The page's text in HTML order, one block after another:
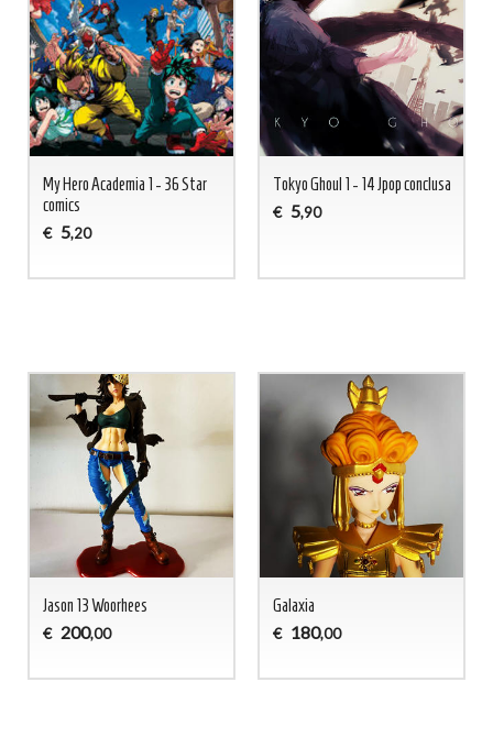
My Hero Academia 1 - 36 Star
comics
€ 5,20
Tokyo Ghoul 1 - 14 Jpop conclusa
€ 5,90
Jason 13 Woorhees
€ 200,00
Galaxia
€ 180,00